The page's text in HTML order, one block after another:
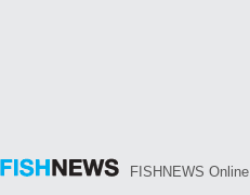
FISHNEWS Online